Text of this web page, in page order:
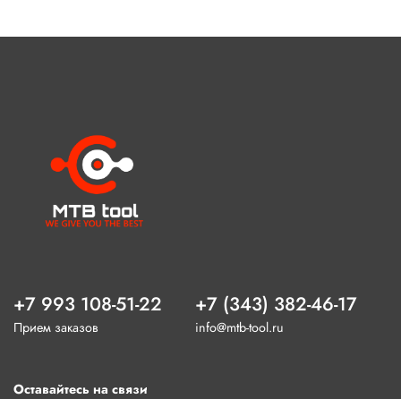
+7 993 108-51-22
Прием заказов
+7 (343) 382-46-17
info@mtb-tool.ru
Оставайтесь на связи